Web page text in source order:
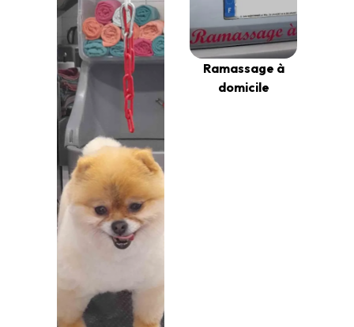
Ramassage à
domicile